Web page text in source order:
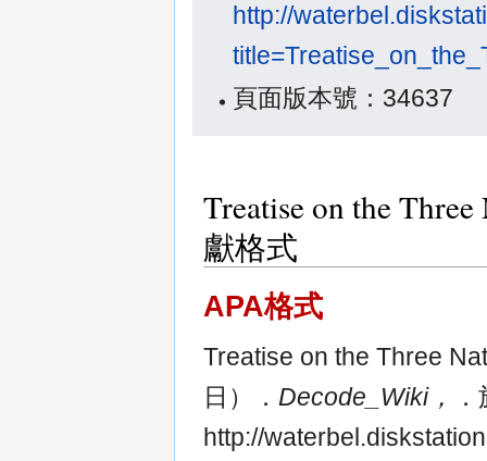
http://
頁面版本號：34637
Treatise on the
獻格式
APA格式
Treatise on the Three
日）． Decode_Wiki，
http://